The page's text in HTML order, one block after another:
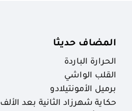
المضاف حديثا
الحرارة الباردة
القلب الواشي
برميل الأمونتيلادو
حكاية شهرزاد الثانية بعد الألف